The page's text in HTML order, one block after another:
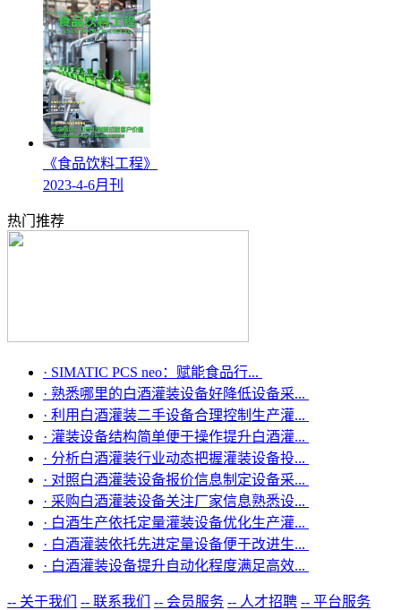
《食品饮料工程》
2023-4-6月刊
热门推荐
· SIMATIC PCS neo：赋能食品行...
· 熟悉哪里的白酒灌装设备好降低设备采...
· 利用白酒灌装二手设备合理控制生产灌...
· 灌装设备结构简单便于操作提升白酒灌...
· 分析白酒灌装行业动态把握灌装设备投...
· 对照白酒灌装设备报价信息制定设备采...
· 采购白酒灌装设备关注厂家信息熟悉设...
· 白酒生产依托定量灌装设备优化生产灌...
· 白酒灌装依托先进定量设备便于改进生...
· 白酒灌装设备提升自动化程度满足高效...
-- 关于我们 -- 联系我们 -- 会员服务 -- 人才招聘 -- 平台服务